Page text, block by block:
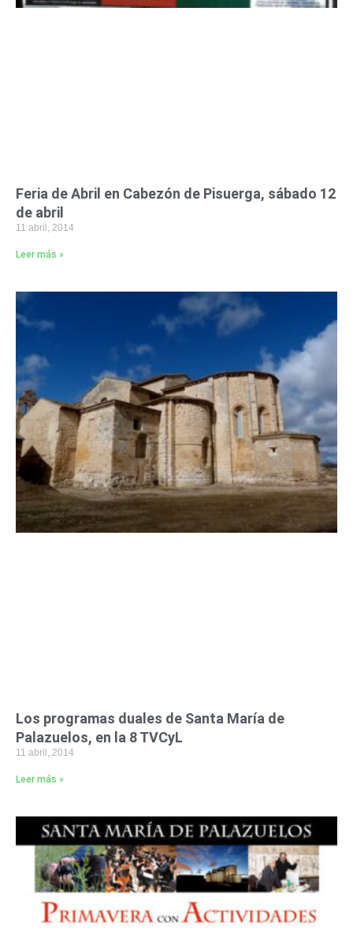
Feria de Abril en Cabezón de Pisuerga, sábado 12
de abril
11 abril, 2014
Leer más »
Los programas duales de Santa María de
Palazuelos, en la 8 TVCyL
11 abril, 2014
Leer más »